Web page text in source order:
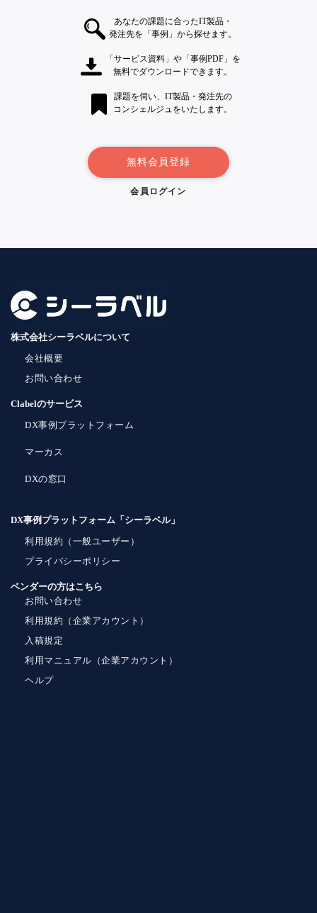
あなたの課題に合ったIT製品・
発注先を「事例」から探せます。
「サービス資料」や「事例PDF」を
無料でダウンロードできます。
課題を伺い、IT製品・発注先の
コンシェルジュをいたします。
無料会員登録
会員ログイン
株式会社シーラベルについて
会社概要
お問い合わせ
Clabelのサービス
DX事例プラットフォーム
マーカス
DXの窓口
DX事例プラットフォーム「シーラベル」
利用規約（一般ユーザー）
プライバシーポリシー
ベンダーの方はこちら
お問い合わせ
利用規約（企業アカウント）
入稿規定
利用マニュアル（企業アカウント）
ヘルプ